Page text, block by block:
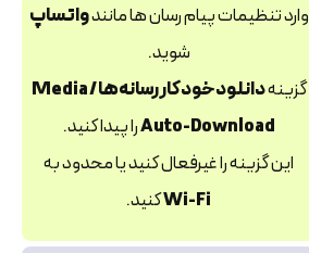
وارد تنظیمات پیام‌ رسان‌ ها مانندواتساپ
شوید.
گزینه
دانلود خودکار رسانه‌ها / Media
Auto-Downloadرا پیدا کنید.
این گزینه را غیرفعال کنید یا محدود به
Wi-Fiکنید.